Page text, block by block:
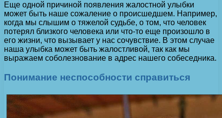
Еще одной причиной появления жалостной улыбки
может быть наше сожаление о происшедшем. Например,
когда мы слышим о тяжелой судьбе, о том, что человек
потерял близкого человека или что-то еще произошло в
его жизни, что вызывает у нас сочувствие. В этом случае
наша улыбка может быть жалостливой, так как мы
выражаем соболезнование в адрес нашего собеседника.
Понимание неспособности справиться